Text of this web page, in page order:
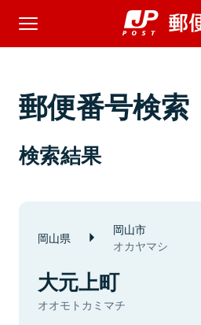
郵便番号検索
検索結果
岡山県 岡山市
オカヤマシ
大元上町
オオモトカミマチ